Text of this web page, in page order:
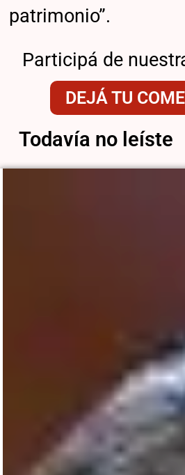
patrimonio”.
Participá de
DEJÁ TU
Todavía no leíste